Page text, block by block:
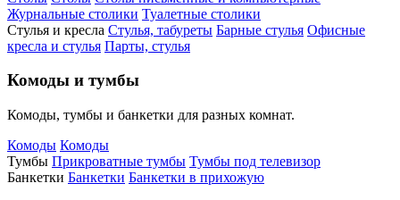
Журнальные столики Туалетные столики
Стулья и кресла Стулья, табуреты Барные стулья Офисные
кресла и стулья Парты, стулья
Комоды и тумбы
Комоды, тумбы и банкетки для разных комнат.
Комоды Комоды
Тумбы Прикроватные тумбы Тумбы под телевизор
Банкетки Банкетки Банкетки в прихожую